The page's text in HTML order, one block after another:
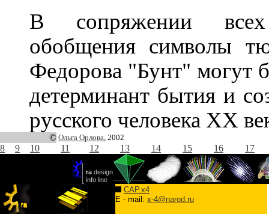
В сопряжении всех
обобщения символы
Федорова "Бунт" могут
детерминант бытия и
русского человека ХХ
© Ольга Орлова, 2002
8 9 10 11 12 13 14 15 16 17
CAP.x4
E - mail: x-4@narod.ru